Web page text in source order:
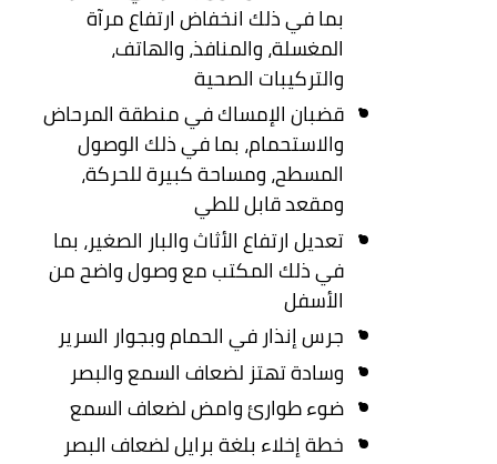
بما في ذلك انخفاض ارتفاع مرآة
المغسلة، والمنافذ، والهاتف،
والتركيبات الصحية
قضبان الإمساك في منطقة المرحاض
والاستحمام، بما في ذلك الوصول
المسطح، ومساحة كبيرة للحركة،
ومقعد قابل للطي
تعديل ارتفاع الأثاث والبار الصغير، بما
في ذلك المكتب مع وصول واضح من
الأسفل
جرس إنذار في الحمام وبجوار السرير
وسادة تهتز لضعاف السمع والبصر
ضوء طوارئ وامض لضعاف السمع
خطة إخلاء بلغة برايل لضعاف البصر